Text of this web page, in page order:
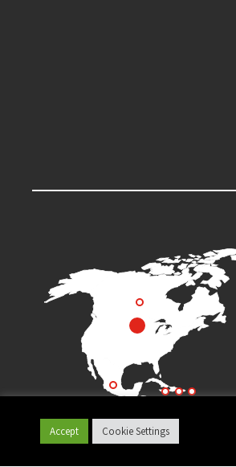
Cookie Settings
Accept